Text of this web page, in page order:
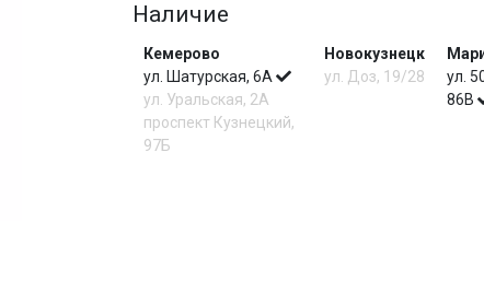
Наличие
Кемерово
ул. Шатурская, 6А
ул. Уральская, 2А
проспект Кузнецкий,
97Б
Новокузнецк
ул. Доз, 19/28
ул.
86В